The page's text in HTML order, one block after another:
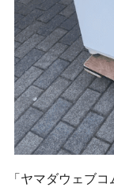
「ヤマダウェブ